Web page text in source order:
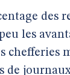
des
les
de